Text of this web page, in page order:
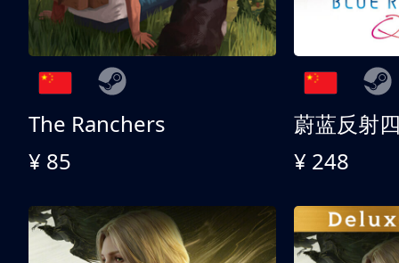
The Ranchers
¥ 85
¥ 248